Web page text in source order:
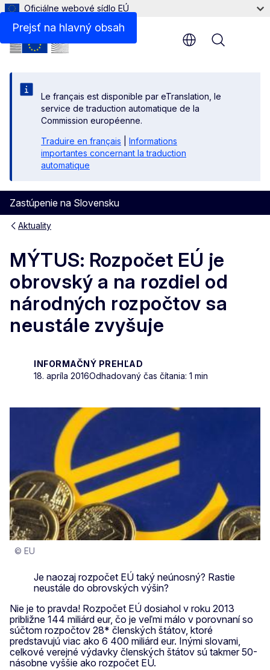
Prejsť na hlavný obsah
Oficiálne webové sídlo EÚ
Le français est disponible par eTranslation, le
service de traduction automatique de la
Commission européenne.
Traduire en français
Informations
importantes concernant la traduction
automatique
Zastúpenie na Slovensku
Menu
Aktuality
MÝTUS: Rozpočet EÚ je
obrovský a na rozdiel od
národných rozpočtov sa
neustále zvyšuje
INFORMAČNÝ PREHĽAD
18. apríla 2016Odhadovaný čas čítania: 1 min
© EU
Je naozaj rozpočet EÚ taký neúnosný? Rastie
neustále do obrovských výšin?
Nie je to pravda! Rozpočet EÚ dosiahol v roku 2013
približne 144 miliárd eur, čo je veľmi málo v porovnaní so
súčtom rozpočtov 28* členských štátov, ktoré
predstavujú viac ako 6 400 miliárd eur. Inými slovami,
celkové verejné výdavky členských štátov sú takmer 50-
násobne vyššie ako rozpočet EÚ.